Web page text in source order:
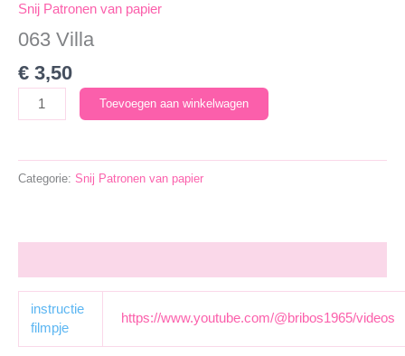
Snij Patronen van papier
063 Villa
€ 3,50
Villa
Toevoegen aan winkelwagen
Categorie: Snij Patronen van papier
instructie
filmpje
https://www.youtube.com/@bribos1965/videos